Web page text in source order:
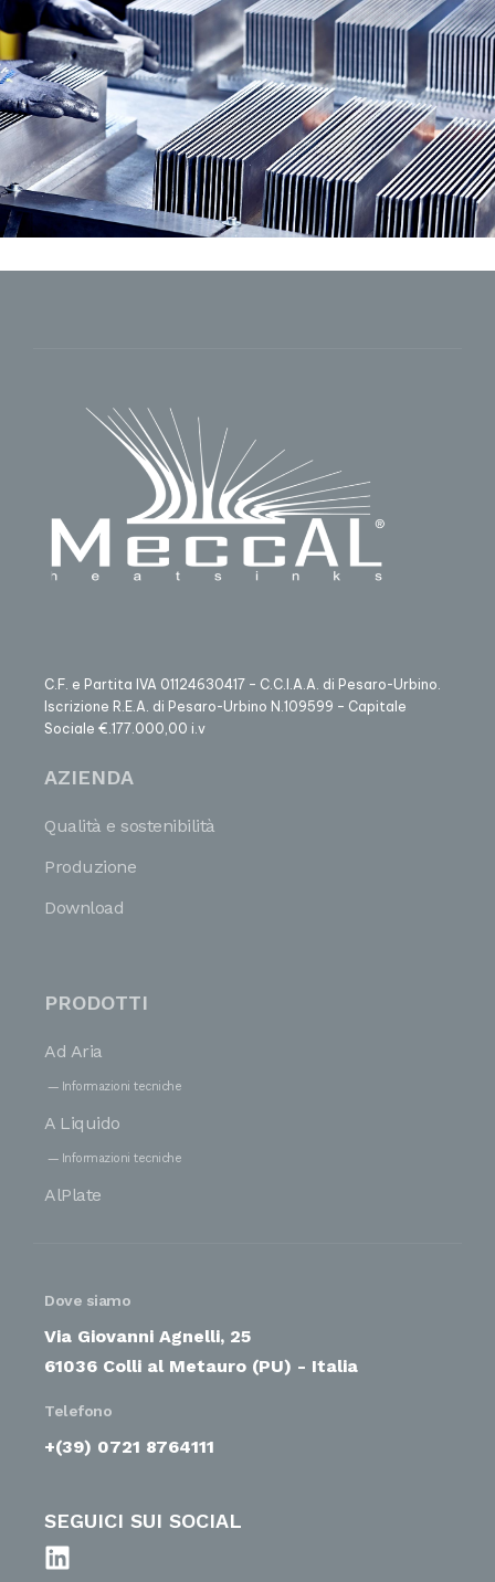
C.F. e Partita IVA 01124630417 – C.C.I.A.A. di Pesaro-Urbino.
Iscrizione R.E.A. di Pesaro-Urbino N.109599 – Capitale
Sociale €.177.000,00 i.v
AZIENDA
Qualità e sostenibilità
Produzione
Download
PRODOTTI
Ad Aria
Informazioni tecniche
A Liquido
Informazioni tecniche
AlPlate
Dove siamo
Via Giovanni Agnelli, 25
61036 Colli al Metauro (PU) - Italia
Telefono
+(39) 0721 8764111
SEGUICI SUI SOCIAL